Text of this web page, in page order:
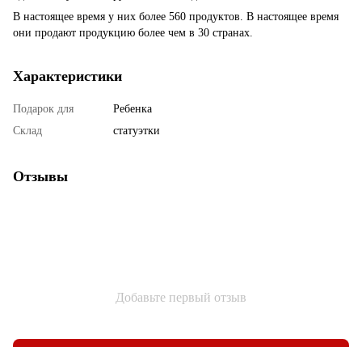
В настоящее время у них более 560 продуктов. В настоящее время
они продают продукцию более чем в 30 странах.
Характеристики
Подарок для
Ребенка
Склад
статуэтки
Отзывы
Добавьте первый отзыв